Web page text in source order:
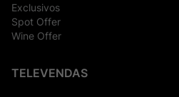
Exclusivos
Spot Offer
Wine Offer
TELEVENDAS